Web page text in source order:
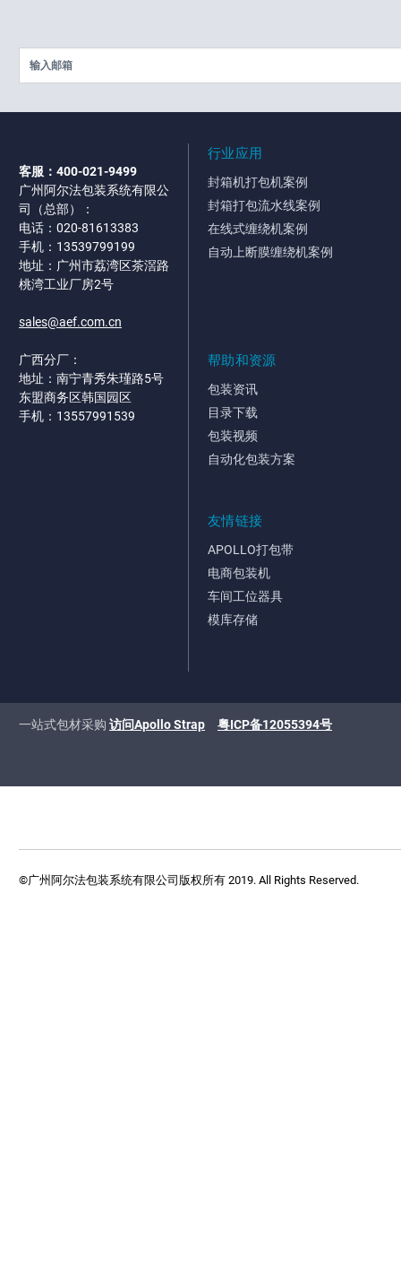
客服：400-021-9499
广州阿尔法包装系统有限公
司（总部）：
电话：020-81613383
手机：13539799199
地址：广州市荔湾区茶滘路
桃湾工业厂房2号
sales@aef.com.cn
广西分厂：
地址：南宁青秀朱瑾路5号
东盟商务区韩国园区
手机：13557991539
行业应用
封箱机打包机案例
封箱打包流水线案例
在线式缠绕机案例
自动上断膜缠绕机案例
帮助和资源
包装资讯
目录下载
包装视频
自动化包装方案
友情链接
APOLLO打包带
电商包装机
车间工位器具
模库存储
一站式包材采购 访问Apollo Strap 粤ICP备12055394号
©广州阿尔法包装系统有限公司版权所有 2019. All Rights Reserved.